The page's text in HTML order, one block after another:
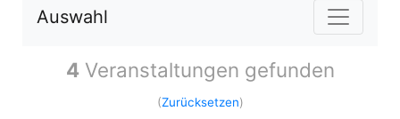
Auswahl
4 Veranstaltungen gefunden
(Zurücksetzen)